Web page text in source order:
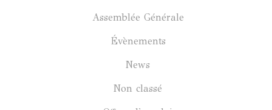
Assemblée Générale
Évènements
News
Non classé